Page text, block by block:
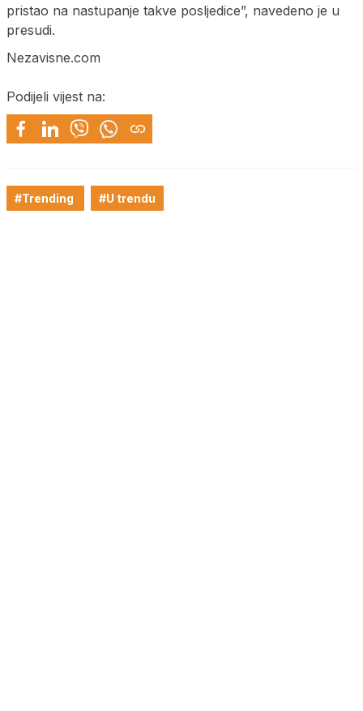
pristao na nastupanje takve posljedice”, navedeno je u
presudi.
Nezavisne.com
Podijeli vijest na:
#Trending #U trendu